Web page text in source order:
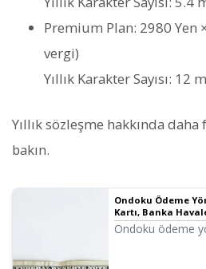
Premium Plan: 2980 Yen
vergi)
Yıllık Karakter Sayısı: 12
Yıllık sözleşme hakkında
bakın.
Ondoku Ödeme
Kartı, Banka
| Metin Okuma
Ondoku ödeme